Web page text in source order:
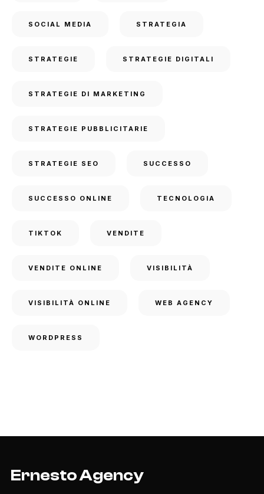
SOCIAL MEDIA STRATEGIA
STRATEGIE STRATEGIE DIGITALI
STRATEGIE DI MARKETING
STRATEGIE PUBBLICITARIE
STRATEGIE SEO SUCCESSO
SUCCESSO ONLINE TECNOLOGIA
TIKTOK VENDITE
VENDITE ONLINE VISIBILITÀ
VISIBILITÀ ONLINE WEB AGENCY
WORDPRESS
Ernesto Agency